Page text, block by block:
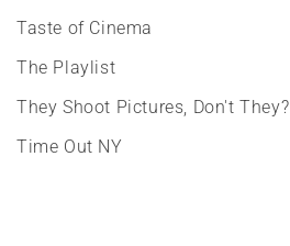
Taste of Cinema
The Playlist
They Shoot Pictures, Don't They?
Time Out NY